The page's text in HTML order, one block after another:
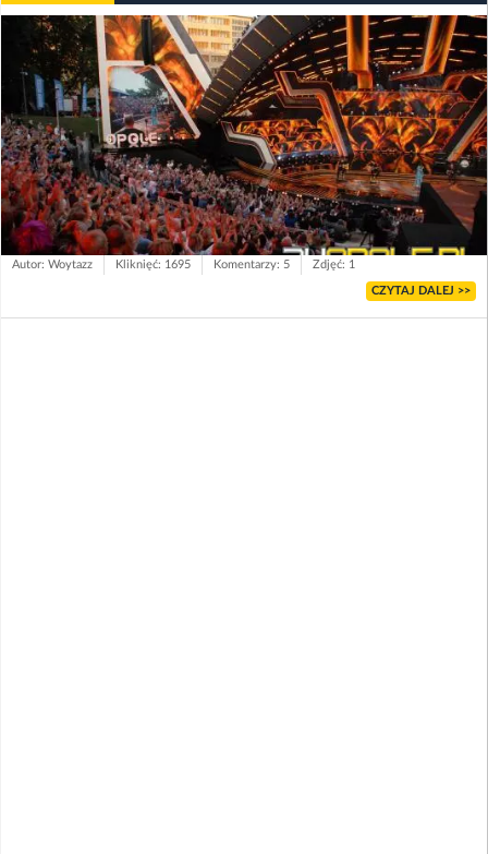
Autor: Woytazz Kliknięć: 1695 Komentarzy: 5 Zdjęć: 1
CZYTAJ DALEJ >>